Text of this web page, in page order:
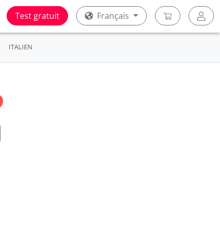
Test gratuit Français
ITALIEN